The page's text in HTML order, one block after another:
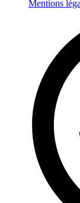
Mentions